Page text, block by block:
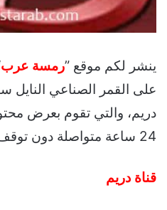
ينشر لكم موقع ”رمسة عرب
على القمر الصناعي النايل
دريم، والتي تقوم بعرض
24 ساعة متواصلة دون توقف.
قناة دريم